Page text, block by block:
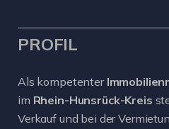
PROFIL
Als kompetenter
im Rhein-Hunsrück-Kreis
Verkauf und bei der